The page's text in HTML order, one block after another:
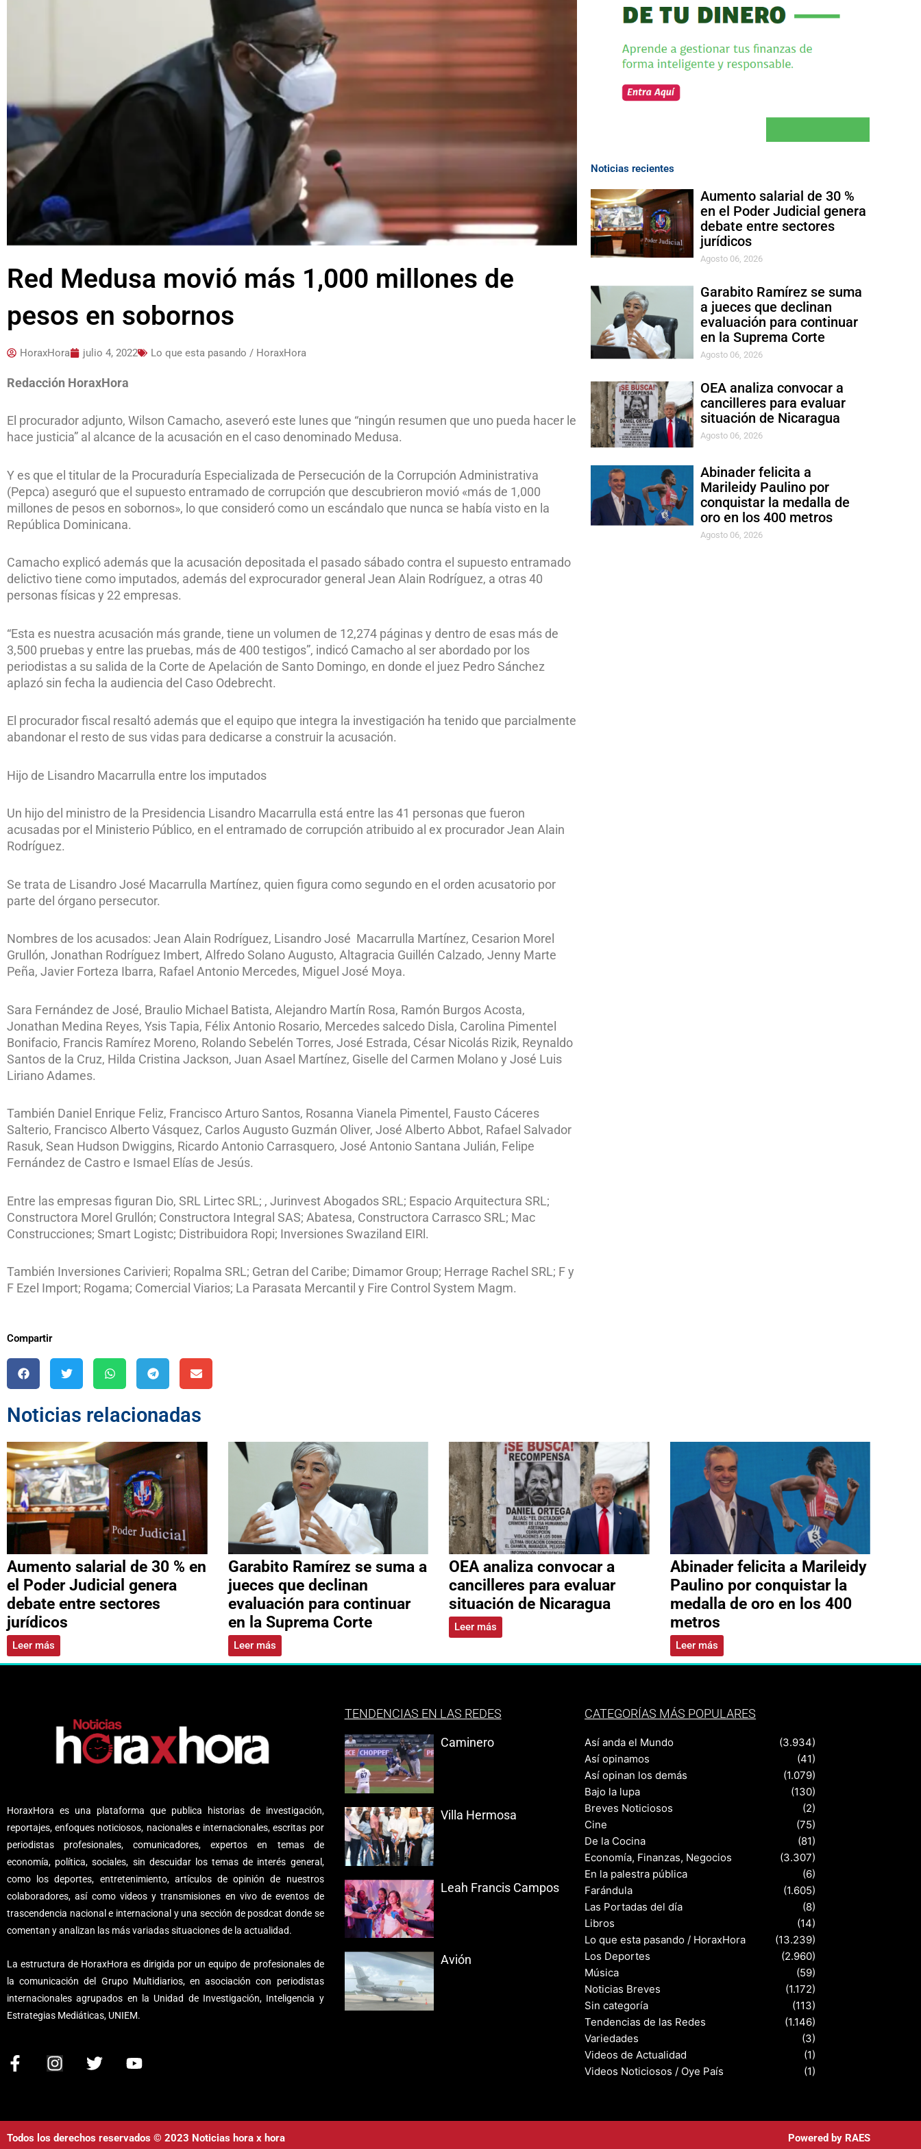
Red Medusa movió más 1,000 millones de
pesos en sobornos
HoraxHora julio 4, 2022 Lo que esta pasando / HoraxHora
Redacción HoraxHora
El procurador adjunto, Wilson Camacho, aseveró este lunes que “ningún resumen que uno pueda hacer le
hace justicia” al alcance de la acusación en el caso denominado Medusa.
Y es que el titular de la Procuraduría Especializada de Persecución de la Corrupción Administrativa
(Pepca) aseguró que el supuesto entramado de corrupción que descubrieron movió «más de 1,000
millones de pesos en sobornos», lo que consideró como un escándalo que nunca se había visto en la
República Dominicana.
Camacho explicó además que la acusación depositada el pasado sábado contra el supuesto entramado
delictivo tiene como imputados, además del exprocurador general Jean Alain Rodríguez, a otras 40
personas físicas y 22 empresas.
“Esta es nuestra acusación más grande, tiene un volumen de 12,274 páginas y dentro de esas más de
3,500 pruebas y entre las pruebas, más de 400 testigos”, indicó Camacho al ser abordado por los
periodistas a su salida de la Corte de Apelación de Santo Domingo, en donde el juez Pedro Sánchez
aplazó sin fecha la audiencia del Caso Odebrecht.
El procurador fiscal resaltó además que el equipo que integra la investigación ha tenido que parcialmente
abandonar el resto de sus vidas para dedicarse a construir la acusación.
Hijo de Lisandro Macarrulla entre los imputados
Un hijo del ministro de la Presidencia Lisandro Macarrulla está entre las 41 personas que fueron
acusadas por el Ministerio Público, en el entramado de corrupción atribuido al ex procurador Jean Alain
Rodríguez.
Se trata de Lisandro José Macarrulla Martínez, quien figura como segundo en el orden acusatorio por
parte del órgano persecutor.
Nombres de los acusados: Jean Alain Rodríguez, Lisandro José Macarrulla Martínez, Cesarion Morel
Grullón, Jonathan Rodríguez Imbert, Alfredo Solano Augusto, Altagracia Guillén Calzado, Jenny Marte
Peña, Javier Forteza Ibarra, Rafael Antonio Mercedes, Miguel José Moya.
Sara Fernández de José, Braulio Michael Batista, Alejandro Martín Rosa, Ramón Burgos Acosta,
Jonathan Medina Reyes, Ysis Tapia, Félix Antonio Rosario, Mercedes salcedo Disla, Carolina Pimentel
Bonifacio, Francis Ramírez Moreno, Rolando Sebelén Torres, José Estrada, César Nicolás Rizik, Reynaldo
Santos de la Cruz, Hilda Cristina Jackson, Juan Asael Martínez, Giselle del Carmen Molano y José Luis
Liriano Adames.
También Daniel Enrique Feliz, Francisco Arturo Santos, Rosanna Vianela Pimentel, Fausto Cáceres
Salterio, Francisco Alberto Vásquez, Carlos Augusto Guzmán Oliver, José Alberto Abbot, Rafael Salvador
Rasuk, Sean Hudson Dwiggins, Ricardo Antonio Carrasquero, José Antonio Santana Julián, Felipe
Fernández de Castro e Ismael Elías de Jesús.
Entre las empresas figuran Dio, SRL Lirtec SRL; , Jurinvest Abogados SRL; Espacio Arquitectura SRL;
Constructora Morel Grullón; Constructora Integral SAS; Abatesa, Constructora Carrasco SRL; Mac
Construcciones; Smart Logistc; Distribuidora Ropi; Inversiones Swaziland EIRl.
También Inversiones Carivieri; Ropalma SRL; Getran del Caribe; Dimamor Group; Herrage Rachel SRL; F y
F Ezel Import; Rogama; Comercial Viarios; La Parasata Mercantil y Fire Control System Magm.
Compartir
Noticias recientes
Aumento salarial de 30 %
en el Poder Judicial genera
debate entre sectores
jurídicos
Agosto 06, 2026
Garabito Ramírez se suma
a jueces que declinan
evaluación para continuar
en la Suprema Corte
Agosto 06, 2026
OEA analiza convocar a
cancilleres para evaluar
situación de Nicaragua
Agosto 06, 2026
Abinader felicita a
Marileidy Paulino por
conquistar la medalla de
oro en los 400 metros
Agosto 06, 2026
Noticias relacionadas
Aumento salarial de 30 % en
el Poder Judicial genera
debate entre sectores
jurídicos
Leer más
Garabito Ramírez se suma a
jueces que declinan
evaluación para continuar
en la Suprema Corte
Leer más
OEA analiza convocar a
cancilleres para evaluar
situación de Nicaragua
Leer más
Abinader felicita a Marileidy
Paulino por conquistar la
medalla de oro en los 400
metros
Leer más
HoraxHora es una plataforma que publica historias de investigación,
reportajes, enfoques noticiosos, nacionales e internacionales, escritas por
periodistas profesionales, comunicadores, expertos en temas de
economía, política, sociales, sin descuidar los temas de interés general,
como los deportes, entretenimiento, artículos de opinión de nuestros
colaboradores, así como videos y transmisiones en vivo de eventos de
trascendencia nacional e internacional y una sección de posdcat donde se
comentan y analizan las más variadas situaciones de la actualidad.
La estructura de HoraxHora es dirigida por un equipo de profesionales de
la comunicación del Grupo Multidiarios, en asociación con periodistas
internacionales agrupados en la Unidad de Investigación, Inteligencia y
Estrategias Mediáticas, UNIEM.
F
b
o
I
a
g
T
e
Y
u
b
TENDENCIAS EN LAS REDES
Caminero
Villa Hermosa
Leah Francis Campos
Avión
CATEGORÍAS MÁS POPULARES
Así anda el Mundo
(3.934)
Así opinamos
(41)
Así opinan los demás
(1.079)
Bajo la lupa
(130)
Breves Noticiosos
(2)
Cine
(75)
De la Cocina
(81)
Economía, Finanzas, Negocios
(3.307)
En la palestra pública
(6)
Farándula
(1.605)
Las Portadas del día
(8)
Libros
(14)
Lo que esta pasando / HoraxHora
(13.239)
Los Deportes
(2.960)
Música
(59)
Noticias Breves
(1.172)
Sin categoría
(113)
Tendencias de las Redes
(1.146)
Variedades
(3)
Videos de Actualidad
(1)
Videos Noticiosos / Oye País
(1)
Todos los derechos reservados © 2023 Noticias hora x hora Powered by RAES